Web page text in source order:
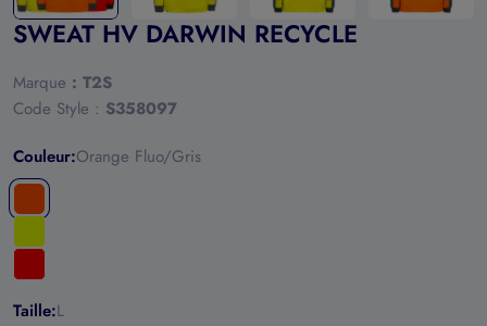
SWEAT HV DARWIN RECYCLE
Marque : T2S
Code Style : S358097
Couleur:Orange Fluo/Gris
Taille:L